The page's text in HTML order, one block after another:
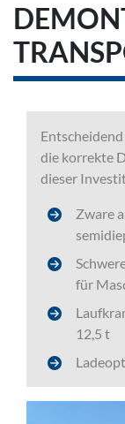
die korrekte
dieser
Zware
für
12,5 t